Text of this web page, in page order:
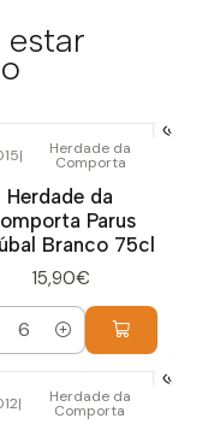
estar
| Herdade da
Comporta
Herdade da
Parus
Branco 75cl
15,90€
| Herdade da
Comporta